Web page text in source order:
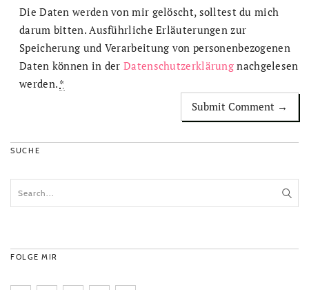
Die Daten werden von mir gelöscht, solltest du mich
darum bitten. Ausführliche Erläuterungen zur
Speicherung und Verarbeitung von personenbezogenen
Daten können in derDatenschutzerklärung nachgelesen
werden. *
SUCHE
FOLGE MIR